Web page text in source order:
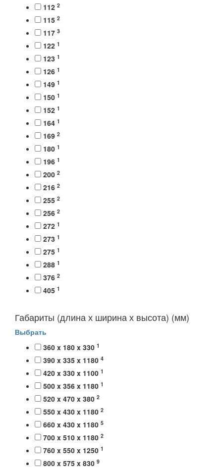
112 2
115 2
117 3
122 1
123 1
126 1
149 1
150 1
152 1
164 1
169 2
180 1
196 1
200 2
216 2
255 2
256 2
272 1
273 1
275 1
288 1
376 2
405 1
Габариты (длина х ширина х высота) (мм)
Выбрать
360 x 180 x 330 1
390 x 335 x 1180 4
420 x 330 x 1100 1
500 x 356 x 1180 1
520 x 470 x 380 2
550 x 430 x 1180 2
660 x 430 x 1180 5
700 x 510 x 1180 2
760 x 550 x 1250 1
800 x 575 x 830 9